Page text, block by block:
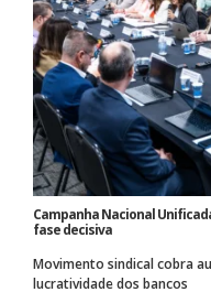
Campanha Nacional
fase decisiva
Movimento sindical cobra
lucratividade dos bancos